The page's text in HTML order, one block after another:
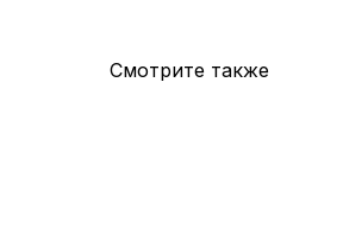
Смотрите также